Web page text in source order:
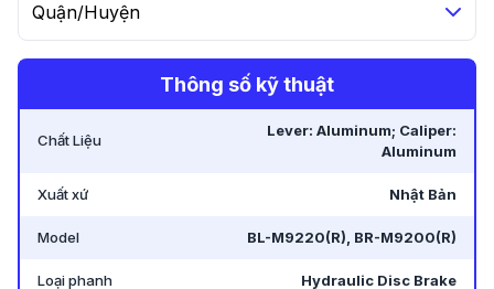
Quận/Huyện
Thông số kỹ thuật
Chất Liệu
Lever: Aluminum; Caliper:
Aluminum
Xuất xứ Nhật Bản
Model BL-M9220(R), BR-M9200(R)
Loại phanh Hydraulic Disc Brake